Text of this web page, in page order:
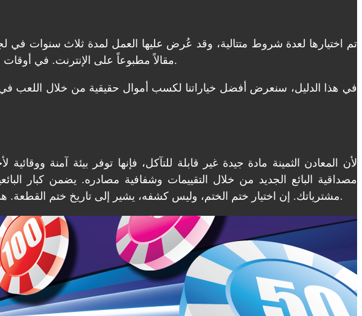
مقالاً مطبوعاً على الإنترنت. في أوقات فراغها، تجدها في البركة تُفهرس مجموعتها النقدية. بادر بالتسجيل مبكراً، ولن تصبح اللعبة المتبقية صعبة.
في هذا الدليل، سنعرض أفضل خياراتنا لكسب أموال حقيقية من خلال اللعب في
لأن المعادن الثمينة مادة جيدة غير قابلة للتآكل، فإنها توفر بيئة آمنة
مصداقية البائع الجديد من خلال التقييمات وشفافية مصادره. يضمن كبار
مشترياتك. إن اختيار ختم الختم، وليس كشفه، يشير إلى تاريخ ختم القطعة. هذا يُضفي طابعًا قديمًا على القطعة، لذا من المفيد لجامعي الديون والباحثين عن أحدث مصدر للمجوهرات.